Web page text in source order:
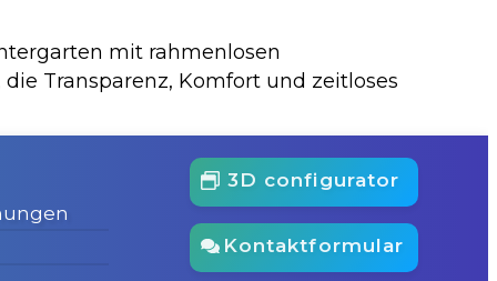
mit rahmenlosen
Transparenz, Komfort und zeitloses
3D configurator
Kontaktformular